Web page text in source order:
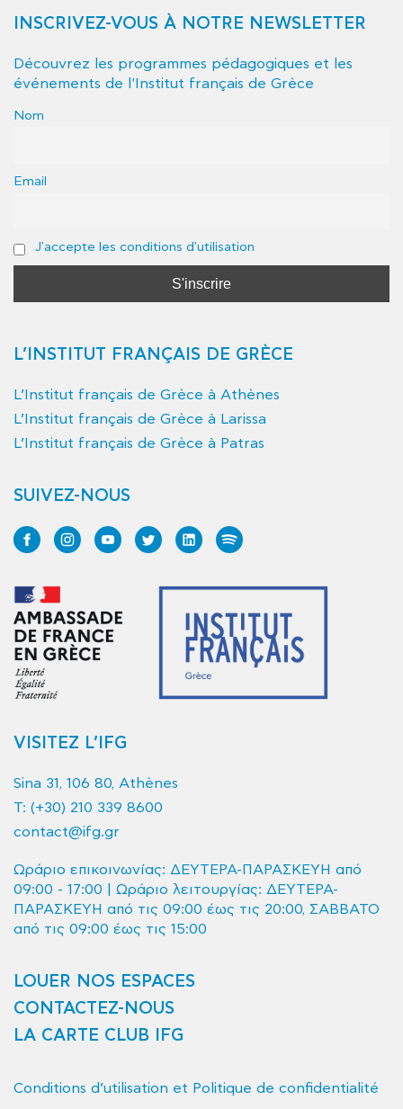
INSCRIVEZ-VOUS À NOTRE NEWSLETTER
Découvrez les programmes pédagogiques et les
événements de l'Institut français de Grèce
Nom
Email
J'accepte les conditions d'utilisation
L’INSTITUT FRANÇAIS DE GRÈCE
L’Institut français de Grèce à Athènes
L’Institut français de Grèce à Larissa
L’Institut français de Grèce à Patras
SUIVEZ-NOUS
VISITEZ L’IFG
Sina 31, 106 80, Athènes
T: (+30) 210 339 8600
contact@ifg.gr
Ωράριο επικοινωνίας: ΔΕΥΤΕΡΑ-ΠΑΡΑΣΚΕΥΗ από
09:00 - 17:00 | Ωράριο λειτουργίας: ΔΕΥΤΕΡΑ-
ΠΑΡΑΣΚΕΥΗ από τις 09:00 έως τις 20:00, ΣΑΒΒΑΤΟ
από τις 09:00 έως τις 15:00
LOUER NOS ESPACES
CONTACTEZ-NOUS
LA CARTE CLUB IFG
Conditions d’utilisation et Politique de confidentialité